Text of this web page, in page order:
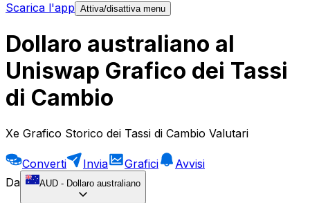
Scarica l'app Attiva/disattiva menu
Dollaro australiano al
Uniswap Grafico dei Tassi
di Cambio
Xe Grafico Storico dei Tassi di Cambio Valutari
Converti Invia Grafici
Avvisi
Da
AUD - Dollaro australiano